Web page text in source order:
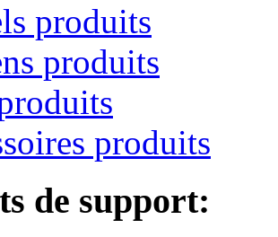
produits
produits
produits
de support: